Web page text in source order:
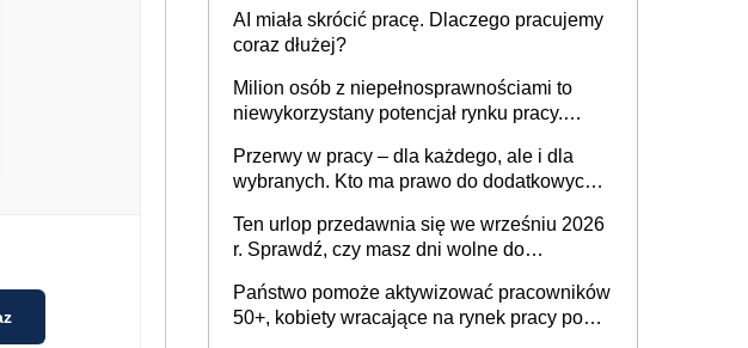
Ustaw
AI miała skrócić pracę. Dlaczego pracujemy
coraz dłużej?
Milion osób z niepełnosprawnościami to
niewykorzystany potencjał rynku pracy.
dofinansowań czy refundacji, ale bariery po
stronie systemu i świadomości
pracodawców [WYWIAD]
Przerwy w pracy – dla każdego, ale i dla
wybranych. Kto ma prawo do dodatkowych
Ten urlop przedawnia się we wrześniu 2026
r. Sprawdź, czy masz dni wolne do
Państwo pomoże aktywizować pracowników
50+, kobiety wracające na rynek pracy po